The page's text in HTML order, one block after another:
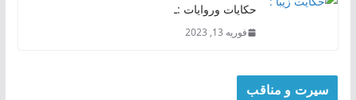
حکایات وروایات :ـ
فوریه 13, 2023
سیرت و مناقب